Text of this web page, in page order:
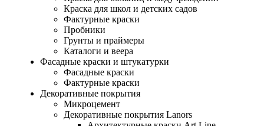
Краска для школ и детских садов
Фактурные краски
Пробники
Грунты и праймеры
Каталоги и веера
Фасадные краски и штукатурки
Фасадные краски
Фактурные краски
Декоративные покрытия
Микроцемент
Декоративные покрытия Lanors